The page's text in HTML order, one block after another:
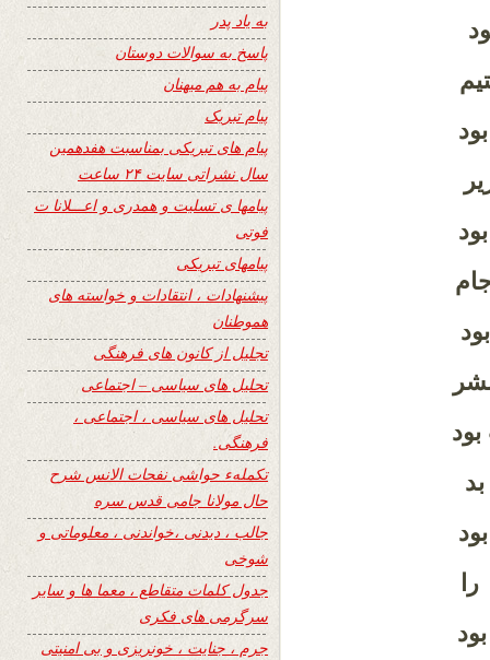
به یاد پدر
پاسخ به سوالات دوستان
پیام به هم میهنان
پیام تبریک
پیام های تبریکی بمناسبت هفدهمین
سال نشراتی سایت ۲۴ ساعت
پیامها ی تسلیت و همدری و اعـــلانا ت
فوتی
پیامهای تبریکی
پیشنهادات ، انتقادات و خواسته های
هموطنان
تجلیل از کانون های فرهنگی
تحلیل های سیاسی – اجتماعی
تحلیل های سیاسی ، اجتماعی ،
فرهنگی.
تکملهء حواشی نفحات الانس شرح
حال مولانا جامی قدس سره
جالب ، دیدنی ،خواندنی ، معلوماتی و
شوخی
جدول کلمات متقاطع ، معما ها و سایر
سرگرمی های فکری
جرم ، جنایت ، خونریزی و بی امنیتی